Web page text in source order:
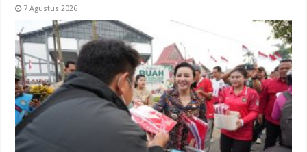
7 Agustus 2026